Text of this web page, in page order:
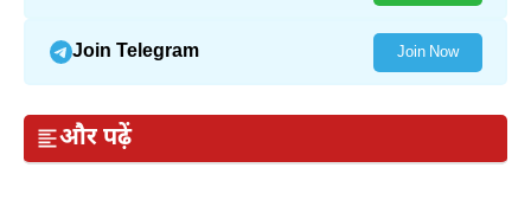
Join Telegram Join Now
और पढ़ें